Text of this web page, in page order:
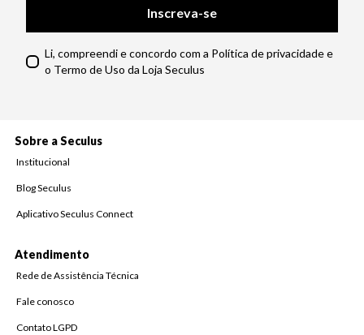
Inscreva-se
Li, compreendi e concordo com a Política de privacidade e
o Termo de Uso da Loja Seculus
Sobre a Seculus
Institucional
Blog Seculus
Aplicativo Seculus Connect
Atendimento
Rede de Assistência Técnica
Fale conosco
Contato LGPD